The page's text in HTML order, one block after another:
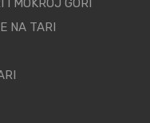
I MOKROJ GORI
NA TARI